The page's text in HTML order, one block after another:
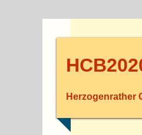
Herzogenrather